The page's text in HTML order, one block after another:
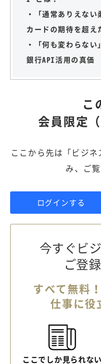
・「通常ありえな
カードの期待を超え
・「何も変わらな
銀行API活用の真価
こ
会員限定
ここから先は「ビジ
み、ご
ログインする
今すぐビ
ご登
すべて無料
仕事に役
ここでしか見られない